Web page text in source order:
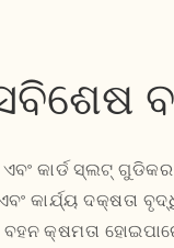
କାର୍ଡ ସ୍ଲଟ୍
କାର୍ଯ୍ୟ ଦକ୍ଷତା
କ୍ଷମତା